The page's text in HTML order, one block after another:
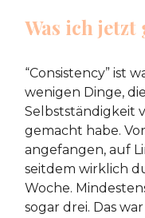
Was ich jetzt
“Consistency” ist
wenigen Dinge,
Selbstständigkeit
gemacht habe.
angefangen, auf
seitdem wirklich
Woche.
sogar drei. Das